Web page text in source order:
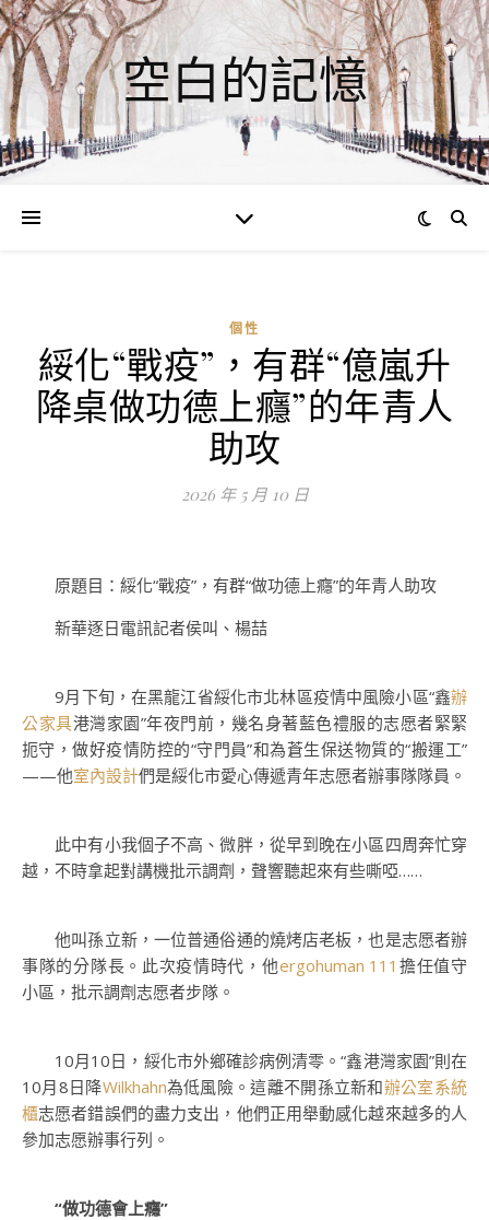
空白的記憶
個性
綏化“戰疫”，有群“億嵐升
降桌做功德上癮”的年青人
助攻
2026 年 5 月 10 日
原題目：綏化“戰疫”，有群“做功德上癮”的年青人助攻
新華逐日電訊記者侯叫、楊喆
9月下旬，在黑龍江省綏化市北林區疫情中風險小區“鑫辦
公家具港灣家園”年夜門前，幾名身著藍色禮服的志愿者緊緊
扼守，做好疫情防控的“守門員”和為蒼生保送物質的“搬運工”
——他室內設計們是綏化市愛心傳遞青年志愿者辦事隊隊員。
此中有小我個子不高、微胖，從早到晚在小區四周奔忙穿
越，不時拿起對講機批示調劑，聲響聽起來有些嘶啞……
他叫孫立新，一位普通俗通的燒烤店老板，也是志愿者辦
事隊的分隊長。此次疫情時代，他ergohuman 111 擔任值守
小區，批示調劑志愿者步隊。
10月10日，綏化市外鄉確診病例清零。“鑫港灣家園”則在
10月8日降Wilkhahn為低風險。這離不開孫立新和辦公室系統
櫃志愿者錯誤們的盡力支出，他們正用舉動感化越來越多的人
參加志愿辦事行列。
“做功德會上癮”